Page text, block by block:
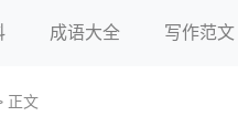
成语大全 写作范文
正文